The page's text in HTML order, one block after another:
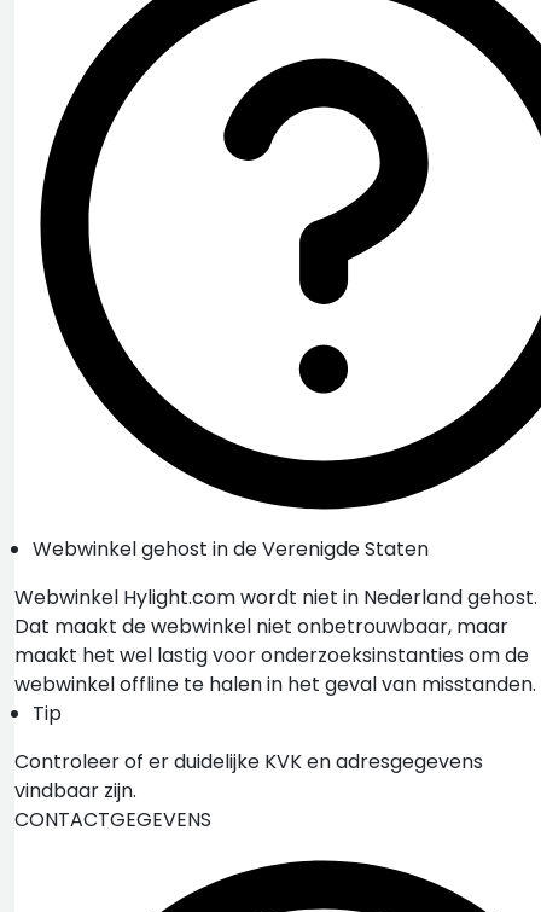
Webwinkel gehost in de Verenigde Staten
Webwinkel Hylight.com wordt niet in Nederland gehost.
Dat maakt de webwinkel niet onbetrouwbaar, maar
maakt het wel lastig voor onderzoeksinstanties om de
webwinkel offline te halen in het geval van misstanden.
Tip
Controleer of er duidelijke KVK en adresgegevens
vindbaar zijn.
CONTACTGEGEVENS